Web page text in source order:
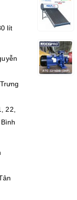
lít
22,